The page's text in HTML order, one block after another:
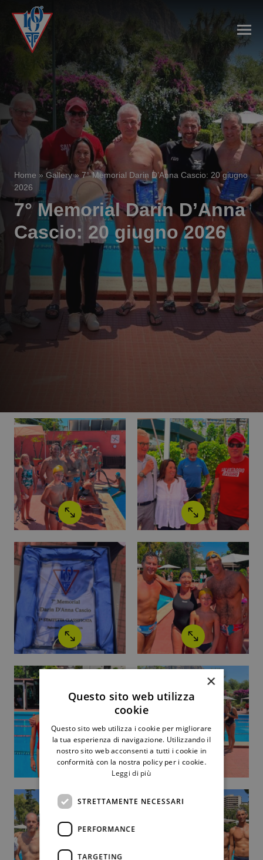
Home » Gallery» 7° Memorial Darin D’Anna Cascio: 20 giugno
2026
7° Memorial Darin D’Anna
Cascio: 20 giugno 2026
×
Questo sito web utilizza
cookie
Questo sito web utilizza i cookie per migliorare
la tua esperienza di navigazione. Utilizzando il
nostro sito web acconsenti a tutti i cookie in
conformità con la nostra policy per i cookie.
Leggi di più
STRETTAMENTE NECESSARI
PERFORMANCE
TARGETING